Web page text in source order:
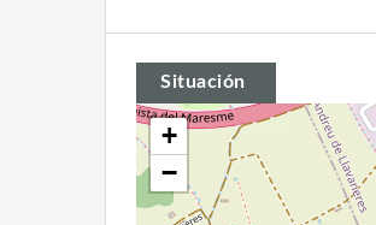
Situación
+
−